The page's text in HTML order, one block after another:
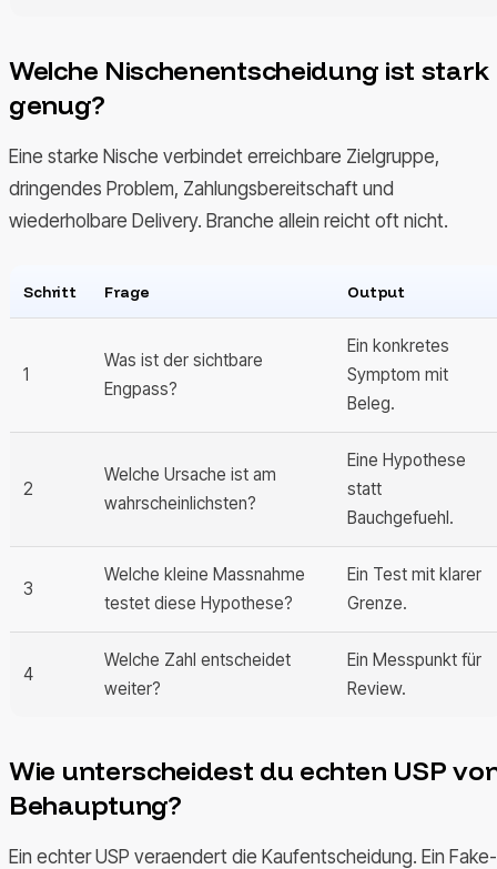
Welche Nischenentscheidung ist stark
genug?
Eine starke Nische verbindet erreichbare Zielgruppe,
dringendes Problem, Zahlungsbereitschaft und
wiederholbare Delivery. Branche allein reicht oft nicht.
Schritt Frage Output
1
Was ist der sichtbare
Engpass?
Ein konkretes
Symptom mit
Beleg.
2
Welche Ursache ist am
wahrscheinlichsten?
Eine Hypothese
statt
Bauchgefuehl.
3
Welche kleine Massnahme
testet diese Hypothese?
Ein Test mit klarer
Grenze.
4
Welche Zahl entscheidet
weiter?
Ein Messpunkt für
Review.
Wie unterscheidest du echten USP
Behauptung?
Ein echter USP veraendert die Kaufentscheidung. Ein Fake-